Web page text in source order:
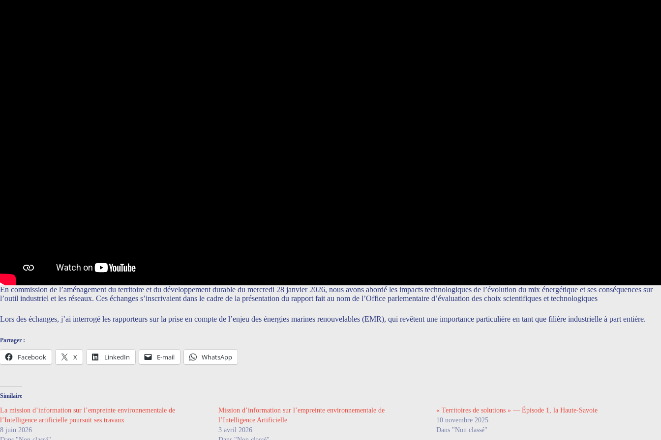
En commission de l’aménagement du territoire et du développement durable du mercredi 28 janvier 2026, nous avons abordé les impacts technologiques de l’évolution du mix énergétique et ses conséquences sur
l’outil industriel et les réseaux. Ces échanges s’inscrivaient dans le cadre de la présentation du rapport fait au nom de l’Office parlementaire d’évaluation des choix scientifiques et technologiques
Lors des échanges, j’ai interrogé les rapporteurs sur la prise en compte de l’enjeu des énergies marines renouvelables (EMR), qui revêtent une importance particulière en tant que filière industrielle à part entière.
Partager :
Facebook X LinkedIn E-mail WhatsApp
Similaire
La mission d’information sur l’empreinte environnementale de
l’Intelligence artificielle poursuit ses travaux
8 juin 2026
Mission d’information sur l’empreinte environnementale de
l’Intelligence Artificielle
3 avril 2026
« Territoires de solutions » — Épisode 1, la Haute-Savoie
10 novembre 2025
Dans "Non classé"